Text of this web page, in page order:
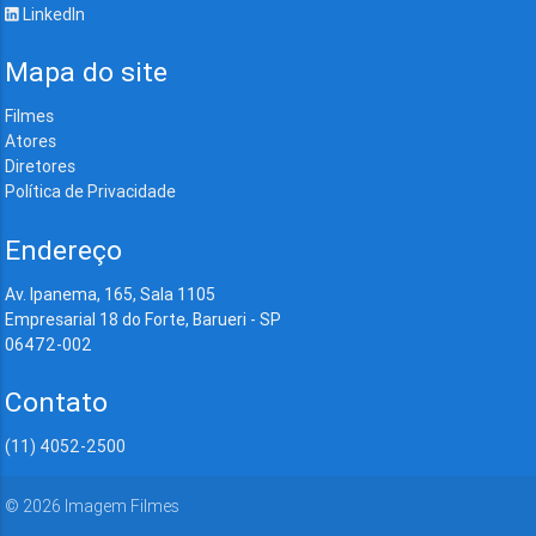
LinkedIn
Mapa do site
Filmes
Atores
Diretores
Política de Privacidade
Endereço
Av. Ipanema, 165, Sala 1105
Empresarial 18 do Forte, Barueri - SP
06472-002
Contato
(11) 4052-2500
© 2026 Imagem Filmes